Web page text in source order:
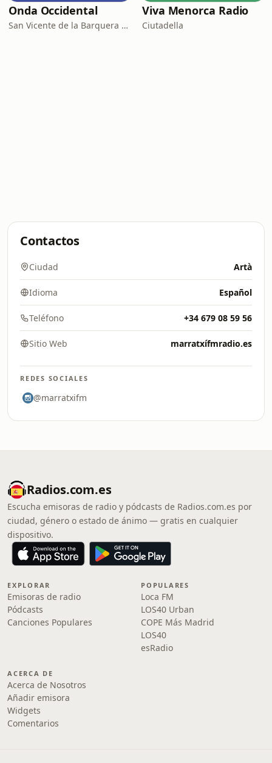
Onda Occidental
San Vicente de la Barquera · 92.2-107.7 FM
Viva Menorca Radio
Ciutadella
Contactos
Ciudad Artà
Idioma Español
Teléfono +34 679 08 59 56
Sitio Web marratxífmradio.es
REDES SOCIALES
@marratxifm
Radios.com.es
Escucha emisoras de radio y pódcasts de Radios.com.es por
ciudad, género o estado de ánimo — gratis en cualquier
dispositivo.
EXPLORAR
Emisoras de radio
Pódcasts
Canciones Populares
POPULARES
Loca FM
LOS40 Urban
COPE Más Madrid
LOS40
esRadio
ACERCA DE
Acerca de Nosotros
Añadir emisora
Widgets
Comentarios